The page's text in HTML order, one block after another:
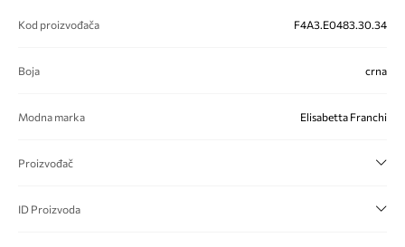
Kod proizvođača F4A3.E0483.30.34
Boja crna
Modna marka Elisabetta Franchi
Proizvođač
ID Proizvoda